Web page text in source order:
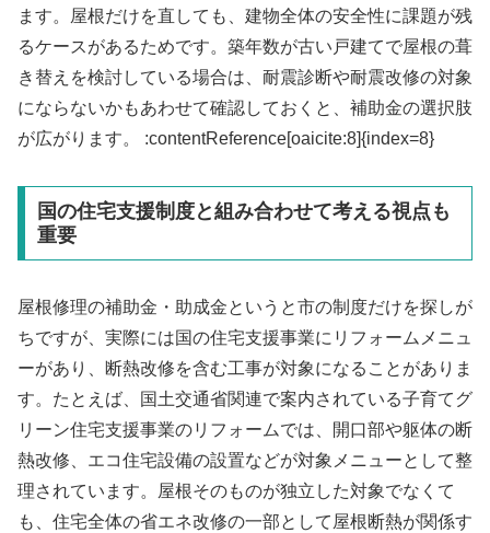
ます。屋根だけを直しても、建物全体の安全性に課題が残
るケースがあるためです。築年数が古い戸建てで屋根の葺
き替えを検討している場合は、耐震診断や耐震改修の対象
にならないかもあわせて確認しておくと、補助金の選択肢
が広がります。 :contentReference[oaicite:8]{index=8}
国の住宅支援制度と組み合わせて考える視点も
重要
屋根修理の補助金・助成金というと市の制度だけを探しが
ちですが、実際には国の住宅支援事業にリフォームメニュ
ーがあり、断熱改修を含む工事が対象になることがありま
す。たとえば、国土交通省関連で案内されている子育てグ
リーン住宅支援事業のリフォームでは、開口部や躯体の断
熱改修、エコ住宅設備の設置などが対象メニューとして整
理されています。屋根そのものが独立した対象でなくて
も、住宅全体の省エネ改修の一部として屋根断熱が関係す